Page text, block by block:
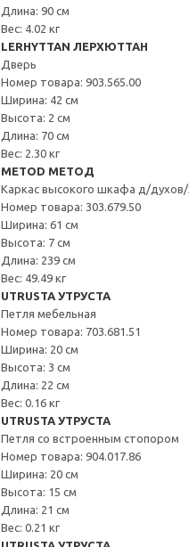
Длина: 90 см
Вес: 4.02 кг
LERHYTTAN ЛЕРХЮТТАН
Дверь
Номер товара: 903.565.00
Ширина: 42 см
Высота: 2 см
Длина: 70 см
Вес: 2.30 кг
METOD МЕТОД
Каркас высокого шкафа д/
Номер товара: 303.679.50
Ширина: 61 см
Высота: 7 см
Длина: 239 см
Вес: 49.49 кг
UTRUSTA УТРУСТА
Петля мебельная
Номер товара: 703.681.51
Ширина: 20 см
Высота: 3 см
Длина: 22 см
Вес: 0.16 кг
UTRUSTA УТРУСТА
Петля со встроенным стопором
Номер товара: 904.017.86
Ширина: 20 см
Высота: 15 см
Длина: 21 см
Вес: 0.21 кг